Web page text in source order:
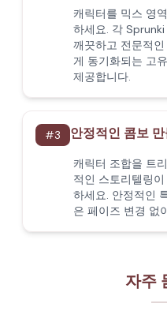
캐릭터를 믹스 영
하세요. 각
깨끗하고 전문적
게 동기화되는 고
제공합니다.
#3 안정적인 콤보 만
캐릭터 조합을 트
적인 스토리텔링
하세요. 안정적인
은 페이즈 변경 없
자주